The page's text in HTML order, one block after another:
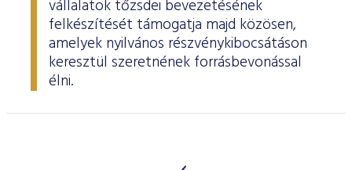
vállalatok tőzsdei bevezetésének
felkészítését támogatja majd közösen,
amelyek nyilvános részvénykibocsátáson
keresztül szeretnének forrásbevonással
élni.